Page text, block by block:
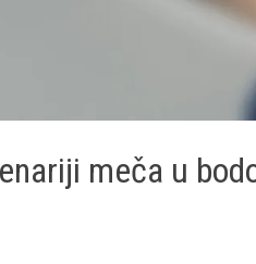
meča u